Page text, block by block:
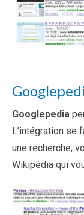
Googlepedia
L’intégration se
une recherche,
Wikipédia qui